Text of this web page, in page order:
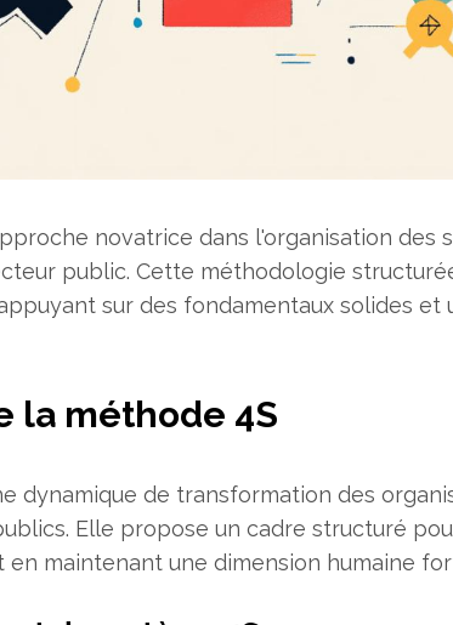
novatrice dans l'organisation des
public. Cette méthodologie
sur des fondamentaux solides et
la méthode 4S
dynamique de transformation des
Elle propose un cadre structuré
maintenant une dimension humaine